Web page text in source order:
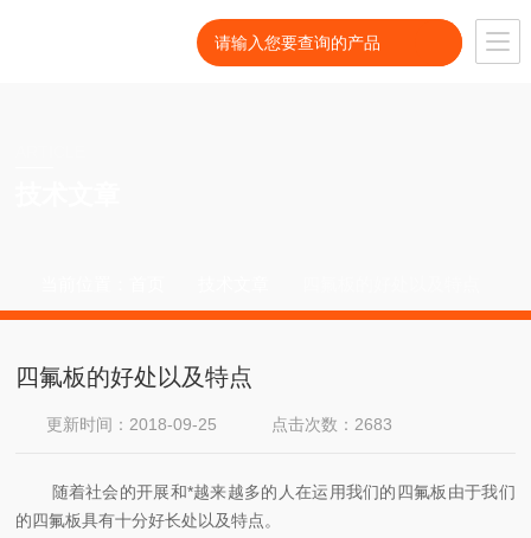
四氟板的好处以及特点
更新时间：2018-09-25 点击次数：2683
随着社会的开展和*越来越多的人在运用我们的四氟板由于我们
的四氟板具有十分好长处以及特点。